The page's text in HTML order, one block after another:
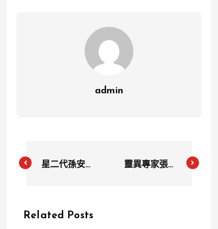
admin
星二代孫安佐
現場掐脖子差
靈異專家張其
Related Posts